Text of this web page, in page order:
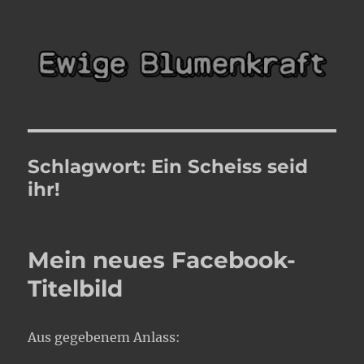
Ewige Blumenkraft
Schlagwort: Ein Scheiss seid
ihr!
Mein neues Facebook-
Titelbild
Aus gegebenem Anlass: